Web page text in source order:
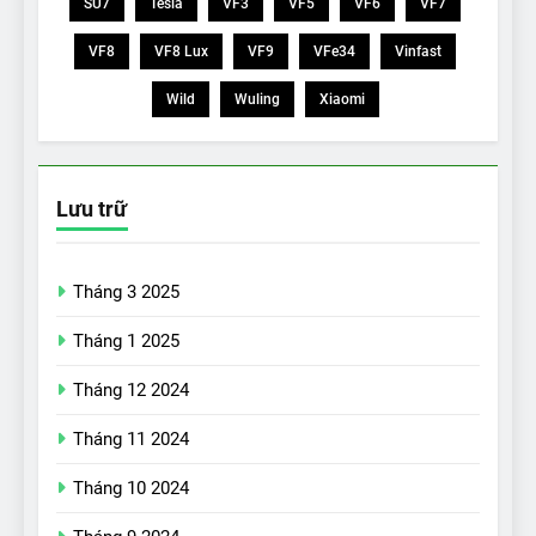
SU7 Tesla VF3 VF5 VF6 VF7
VF8 VF8 Lux VF9 VFe34 Vinfast
Wild Wuling Xiaomi
Lưu trữ
Tháng 3 2025
Tháng 1 2025
Tháng 12 2024
Tháng 11 2024
Tháng 10 2024
17